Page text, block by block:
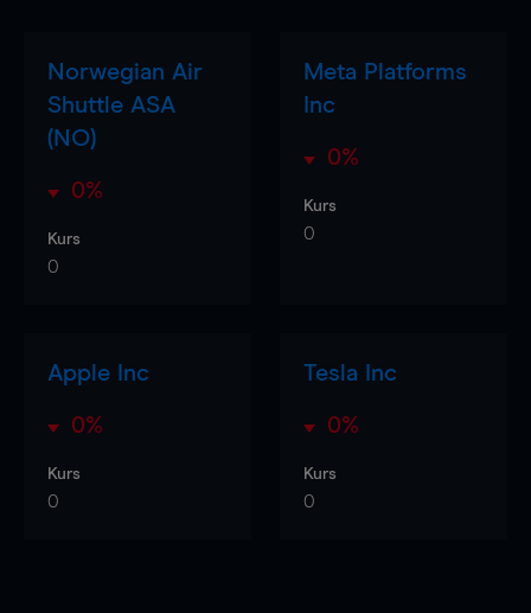
Norwegian Air
Shuttle ASA
(NO)
0%
Kurs
0
Meta Platforms
Inc
0%
Kurs
0
Apple Inc
0%
Kurs
0
Tesla Inc
0%
Kurs
0